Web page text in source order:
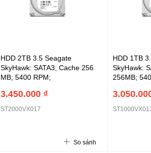
HDD 2TB 3.5 Seagate
SkyHawk: SATA3; Cache 256
MB; 5400 RPM;
3.450.000 ₫
ST2000VX017
So sánh
HDD 1TB
SkyHawk:
256MB;